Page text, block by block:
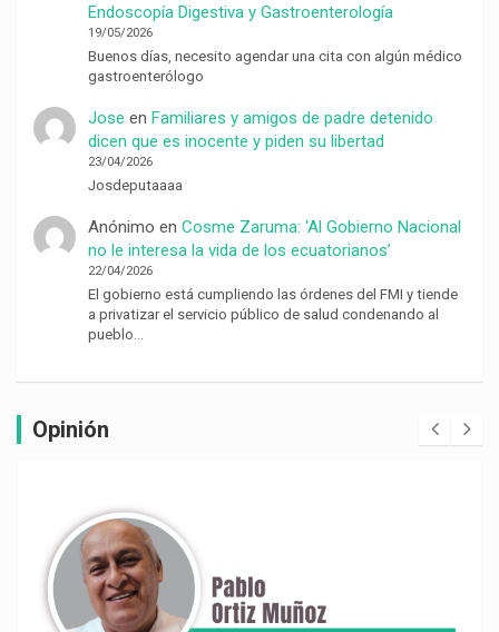
Endoscopía Digestiva y Gastroenterología
19/05/2026
Buenos días, necesito agendar una cita con algún médico
gastroenterólogo
Jose en Familiares y amigos de padre detenido
dicen que es inocente y piden su libertad
23/04/2026
Josdeputaaaa
Anónimo en Cosme Zaruma: ‘Al Gobierno Nacional
no le interesa la vida de los ecuatorianos’
22/04/2026
El gobierno está cumpliendo las órdenes del FMI y tiende
a privatizar el servicio público de salud condenando al
pueblo…
Opinión